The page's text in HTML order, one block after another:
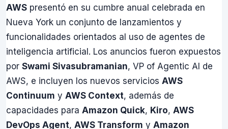
AWS presentó en su cumbre anual celebrada en
Nueva York un conjunto de lanzamientos y
funcionalidades orientados al uso de agentes de
inteligencia artificial. Los anuncios fueron expuestos
por Swami Sivasubramanian, VP of Agentic AI de
AWS, e incluyen los nuevos servicios AWS
Continuum y AWS Context, además de
capacidades para Amazon Quick, Kiro, AWS
DevOps Agent, AWS Transform y Amazon